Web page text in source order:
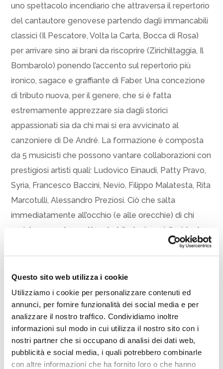
Questo sito web utilizza i cookie
Utilizziamo i cookie per personalizzare contenuti ed
annunci, per fornire funzionalità dei social media e per
analizzare il nostro traffico. Condividiamo inoltre
informazioni sul modo in cui utilizza il nostro sito con i
nostri partner che si occupano di analisi dei dati web,
pubblicità e social media, i quali potrebbero combinarle
con altre informazioni che ha fornito loro o che hanno
uno spettacolo incendiario che attraversa il repertorio
del cantautore genovese partendo dagli immancabili
classici (Il Pescatore, Volta la Carta, Bocca di Rosa)
per arrivare sino ai brani da riscoprire (Zirichiltaggia, Il
Bombarolo) ponendo l’accento sul repertorio più
ironico, sagace e graffiante di Faber. Una concezione
di tributo nuova, per il genere, che si è fatta
estremamente apprezzare sia dagli storici
appassionati sia da chi mai si era avvicinato al
canzoniere di De André. La formazione è composta
da 5 musicisti che possono vantare collaborazioni con
prestigiosi artisti quali: Ludovico Einaudi, Patty Pravo,
Syria, Francesco Baccini, Nevio, Filippo Malatesta, Rita
Marcotulli, Alessandro Preziosi. Ciò che salta
immediatamente all’occhio (e alle orecchie) di chi
assiste a questo spettacolo tributo è però l’evidente
intesa tra i musicisti sul palco, resa tale da oltre
insieme, sia con lo spettacolo “Attenti al Gorilla” sia
con repertorio inedito.
Posto unico € 10.
Condividi
Facebook
TwitterEmailWhatsApp
LinkedInCondividi